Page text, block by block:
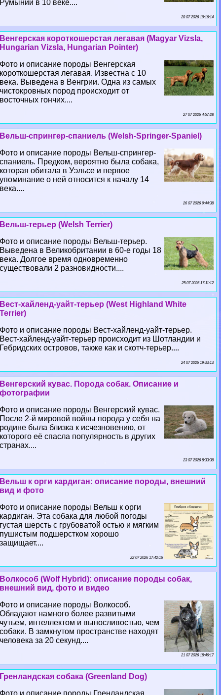
Румынии в 10 веке....
28 07 2026 19:16:14
Венгерская короткошерстая легавая (Magyar Vizsla,
Hungarian Vizsla, Hungarian Pointer)
Фото и описание породы Венгерская
короткошерстая легавая. Известна с 10
века. Выведена в Венгрии. Одна из самых
чистокровных пород происходит от
восточных гончих....
27 07 2026 4:57:28
Вельш-спрингер-спаниель (Welsh-Springer-Spaniel)
Фото и описание породы Вельш-спрингер-
спаниель. Предком, вероятно была собака,
которая обитала в Уэльсе и первое
упоминание о ней относится к началу 14
века....
26 07 2026 9:44:38
Вельш-терьер (Welsh Terrier)
Фото и описание породы Вельш-терьер.
Выведена в Великобритании в 60-е годы 18
века. Долгое время одновременно
существовали 2 разновидности....
25 07 2026 17:11:12
Вест-хайленд-уайт-терьер (West Highland White
Terrier)
Фото и описание породы Вест-хайленд-уайт-терьер.
Вест-хайленд-уайт-терьер происходит из Шотландии и
Гебридских островов, также как и скотч-терьер....
24 07 2026 19:33:13
Венгерский кувас. Порода собак. Описание и
фотографии
Фото и описание породы Венгерский кувас.
После 2-й мировой войны порода у себя на
родине была близка к исчезновению, от
которого её спасла популярность в других
странах....
23 07 2026 8:33:38
Вельш к opги кардиган: описание породы, внешний
вид и фото
Фото и описание породы Вельш к opги
кардиган. Эта собака для любой погоды
густая шерсть с грубоватой остью и мягким
пушистым подшерстком хорошо
защищает....
22 07 2026 17:42:16
Волкособ (Wolf Hybrid): описание породы собак,
внешний вид, фото и видео
Фото и описание породы Волкособ.
Обладают намного более развитыми
чутьем, интеллектом и выносливостью, чем
собаки. В замкнутом прострaнcтве находят
человека за 20 секунд....
21 07 2026 18:46:17
Гренландская собака (Greenland Dog)